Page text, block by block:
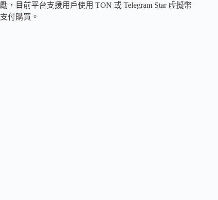
勵，目前平台支援用戶使用 TON 或 Telegram Star 虛擬幣
支付購買。